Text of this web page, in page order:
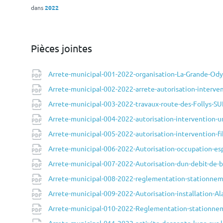
dans2022
Pièces jointes
Arrete-municipal-001-2022-organisation-La-Grande-
Arrete-municipal-002-2022-arrete-autorisation-
Arrete-municipal-003-2022-travaux-route-des-Follys-
Arrete-municipal-004-2022-autorisation-intervention-
Arrete-municipal-005-2022-autorisation-intervention-
Arrete-municipal-006-2022-Autorisation-occupation-
Arrete-municipal-007-2022-Autorisation-dun-debit-de-
Arrete-municipal-008-2022-reglementation-
Arrete-municipal-009-2022-Autorisation-installation-
Arrete-municipal-010-2022-Reglementation-